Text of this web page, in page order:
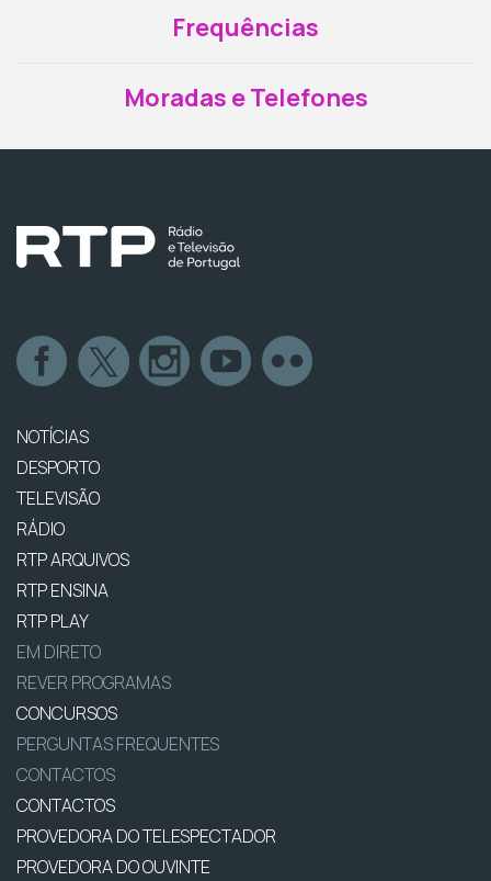
Frequências
Moradas e Telefones
NOTÍCIAS
DESPORTO
TELEVISÃO
RÁDIO
RTP ARQUIVOS
RTP ENSINA
RTP PLAY
EM DIRETO
REVER PROGRAMAS
CONCURSOS
PERGUNTAS FREQUENTES
CONTACTOS
CONTACTOS
PROVEDORA DO TELESPECTADOR
PROVEDORA DO OUVINTE